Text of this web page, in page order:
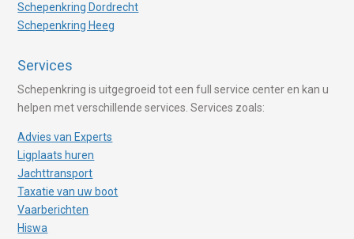
Schepenkring Dordrecht
Schepenkring Heeg
Services
Schepenkring is uitgegroeid tot een full service center en kan u
helpen met verschillende services. Services zoals:
Advies van Experts
Ligplaats huren
Jachttransport
Taxatie van uw boot
Vaarberichten
Hiswa